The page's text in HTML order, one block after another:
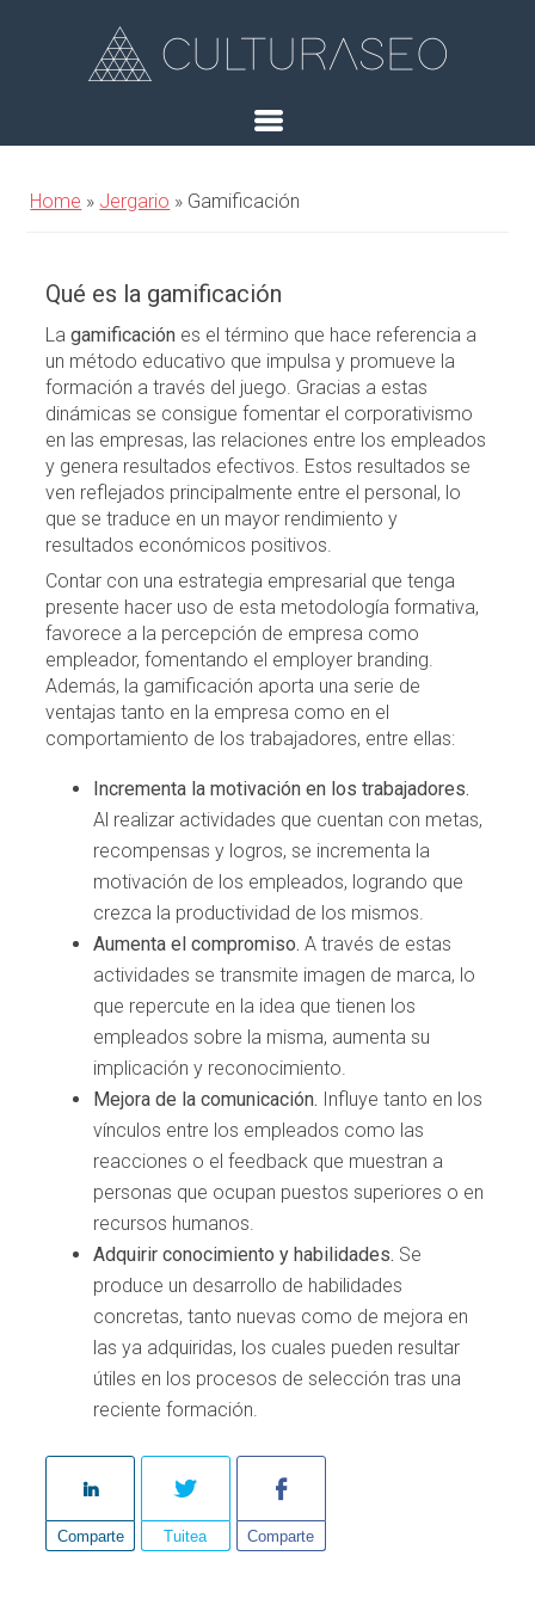
Home » Jergario » Gamificación
Qué es la gamificación
Lagamificación es el término que hace referencia a
un método educativo que impulsa y promueve la
formación a través del juego. Gracias a estas
dinámicas se consigue fomentar el corporativismo
en las empresas, las relaciones entre los empleados
y genera resultados efectivos. Estos resultados se
ven reflejados principalmente entre el personal, lo
que se traduce en un mayor rendimiento y
resultados económicos positivos.
Contar con una estrategia empresarial que tenga
presente hacer uso de esta metodología formativa,
favorece a la percepción de empresa como
empleador, fomentando el employer branding.
Además, la gamificación aporta una serie de
ventajas tanto en la empresa como en el
comportamiento de los trabajadores, entre ellas:
Incrementa la motivación en los trabajadores.
Al realizar actividades que cuentan con metas,
recompensas y logros, se incrementa la
motivación de los empleados, logrando que
crezca la productividad de los mismos.
Aumenta el compromiso. A través de estas
actividades se transmite imagen de marca, lo
que repercute en la idea que tienen los
empleados sobre la misma, aumenta su
implicación y reconocimiento.
Mejora de la comunicación. Influye tanto en los
vínculos entre los empleados como las
reacciones o el feedback que muestran a
personas que ocupan puestos superiores o en
recursos humanos.
Adquirir conocimiento y habilidades. Se
produce un desarrollo de habilidades
concretas, tanto nuevas como de mejora en
las ya adquiridas, los cuales pueden resultar
útiles en los procesos de selección tras una
reciente formación.
Comparte Tuitea Comparte